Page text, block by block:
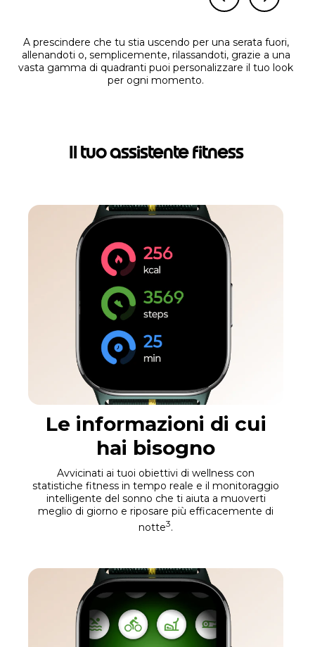
A prescindere che tu stia uscendo per una serata fuori,
allenandoti o, semplicemente, rilassandoti, grazie a una
vasta gamma di quadranti puoi personalizzare il tuo look
per ogni momento.
Il tuo assistente fitness
Le informazioni di cui
hai bisogno
Avvicinati ai tuoi obiettivi di wellness con
statistiche fitness in tempo reale e il monitoraggio
intelligente del sonno che ti aiuta a muoverti
meglio di giorno e riposare più efficacemente di
notte3.